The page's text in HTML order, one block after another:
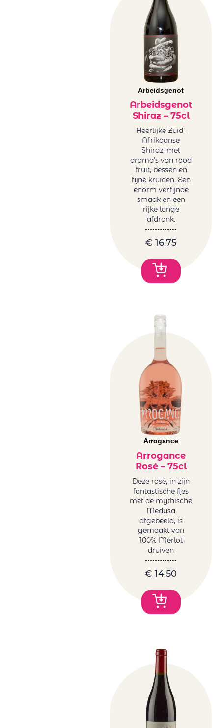
Arbeidsgenot
Arbeidsgenot
Shiraz – 75cl
Heerlijke Zuid-
Afrikaanse
Shiraz, met
aroma’s van rood
fruit, bessen en
fijne kruiden. Een
enorm verfijnde
smaak en een
rijke lange
afdronk.
€ 16,75
Arrogance
Arrogance
Rosé – 75cl
Deze rosé, in zijn
fantastische fles
met de mythische
Medusa
afgebeeld, is
gemaakt van
100% Merlot
druiven
€ 14,50